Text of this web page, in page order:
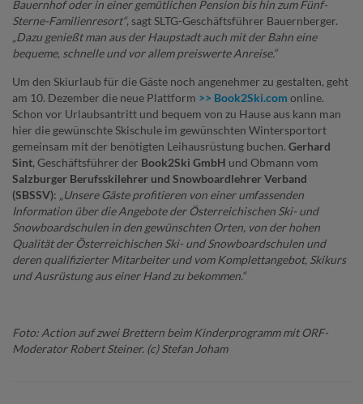
Bauernhof oder in einer gemütlichen Pension bis hin zum Fünf-
Sterne-Familienresort“, sagt SLTG-Geschäftsführer Bauernberger.
„Dazu genießt man aus der Haupstadt auch mit der Bahn eine
bequeme, schnelle und vor allem preiswerte Anreise.“
Um den Skiurlaub für die Gäste noch angenehmer zu gestalten, geht
am 10. Dezember die neue Plattform >> Book2Ski.com online.
Schon vor Urlaubsantritt und bequem von zu Hause aus kann man
hier die gewünschte Skischule im gewünschten Wintersportort
gemeinsam mit der benötigten Leihausrüstung buchen. Gerhard
Sint, Geschäftsführer der Book2Ski GmbH und Obmann vom
Salzburger Berufsskilehrer und Snowboardlehrer Verband
(SBSSV): „Unsere Gäste profitieren von einer umfassenden
Information über die Angebote der Österreichischen Ski- und
Snowboardschulen in den gewünschten Orten, von der hohen
Qualität der Österreichischen Ski- und Snowboardschulen und
deren qualifizierter Mitarbeiter und vom Komplettangebot, Skikurs
und Ausrüstung aus einer Hand zu bekommen.“
Foto: Action auf zwei Brettern beim Kinderprogramm mit ORF-
Moderator Robert Steiner. (c) Stefan Joham